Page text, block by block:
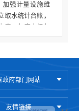
加强计量设施维
水统计台账，
表，年底上报年
2026年2月26日
政府部门网站
友情链接